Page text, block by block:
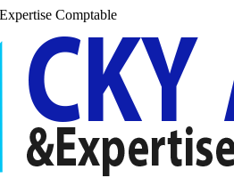
Comptable